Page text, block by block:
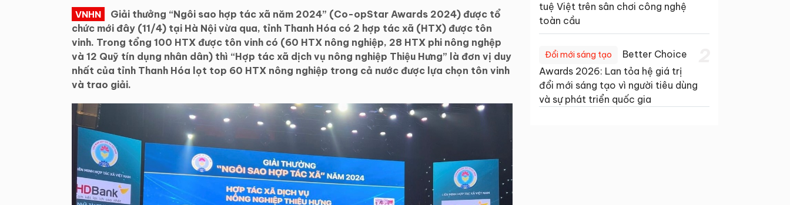
VNHN
Giải thưởng “Ngôi sao hợp tác xã năm 2024” (Co-opStar Awards 2024) được tổ
chức mới đây (11/4) tại Hà Nội vừa qua, tỉnh Thanh Hóa có 2 hợp tác xã (HTX) được tôn
vinh. Trong tổng 100 HTX được tôn vinh có (60 HTX nông nghiệp, 28 HTX phi nông nghệp
và 12 Quỹ tín dụng nhân dân) thì “Hợp tác xã dịch vụ nông nghiệp Thiệu Hưng” là đơn vị duy
nhất của tỉnh Thanh Hóa lọt top 60 HTX nông nghiệp trong cả nước được lựa chọn tôn vinh
và trao giải.
tuệ Việt trên sân chơi công nghệ
toàn cầu
Đổi mới sáng tạo
Better Choice
Awards 2026: Lan tỏa hệ giá trị
đổi mới sáng tạo vì người tiêu dùng
và sự phát triển quốc gia